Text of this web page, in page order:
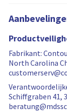
Fabrikant:
North Carolina
Schiffgraben 41,